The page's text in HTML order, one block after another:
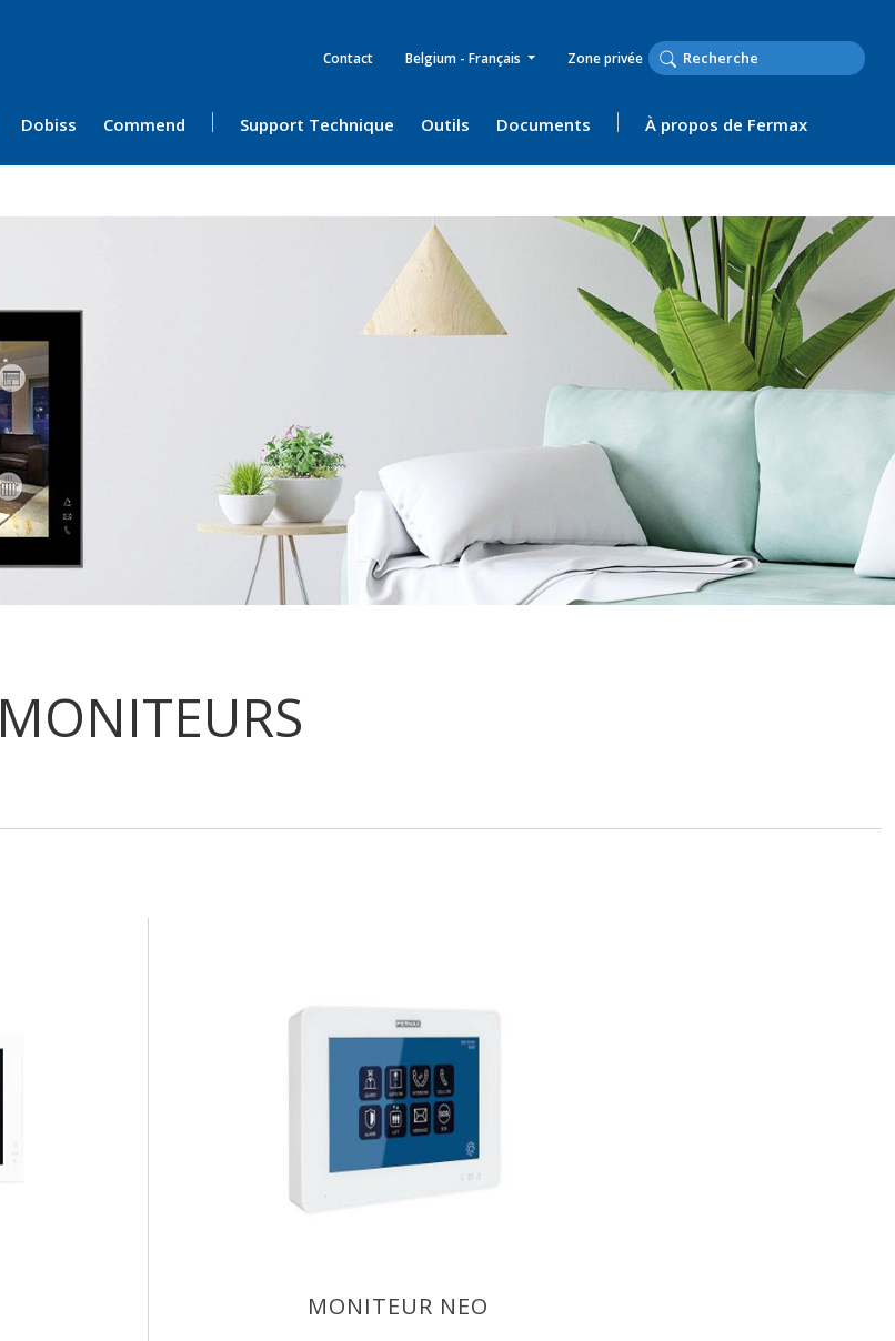
Contact Belgium - Français Zone privée
Dobiss Commend Support Technique Outils Documents À propos de Fermax
MONITEURS
MONITEUR NEO